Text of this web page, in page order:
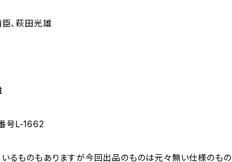
、萩田光雄
号L-1662
いるものもありますが今回出品のものは元々無い仕様のもの